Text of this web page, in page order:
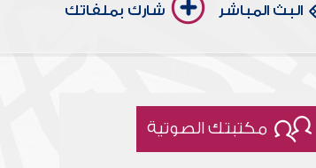
البث المباشر شارك بملفاتك
مكتبتك الصوتية